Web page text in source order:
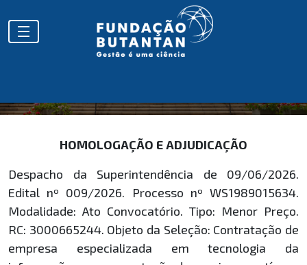
HOMOLOGAÇÕES
HOMOLOGAÇÃO E ADJUDICAÇÃO
Despacho da Superintendência de 09/06/2026.
Edital nº 009/2026. Processo nº WS1989015634.
Modalidade: Ato Convocatório. Tipo: Menor Preço.
RC: 3000665244. Objeto da Seleção: Contratação de
empresa especializada em tecnologia da